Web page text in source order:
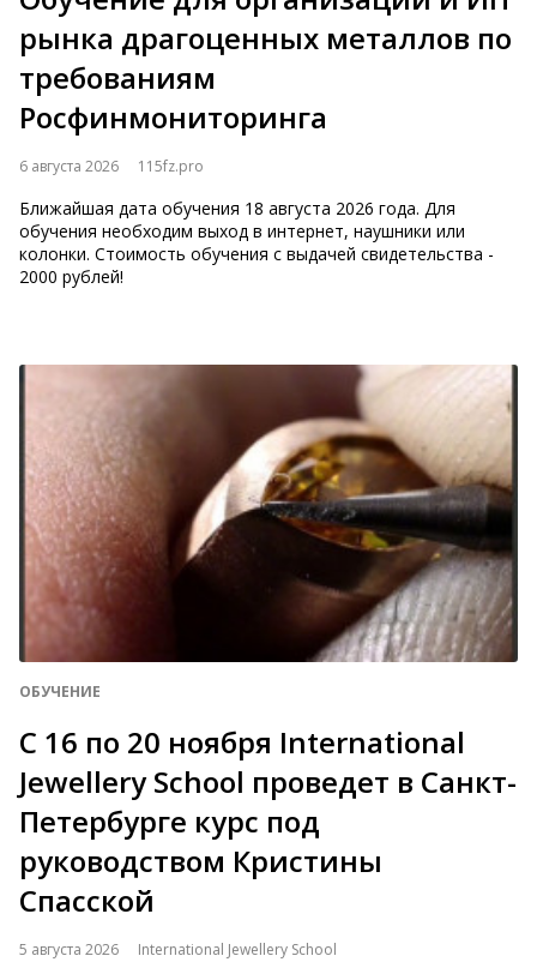
рынка драгоценных металлов по
требованиям
Росфинмониторинга
6 августа 2026 115fz.pro
Ближайшая дата обучения 18 августа 2026 года. Для
обучения необходим выход в интернет, наушники или
колонки. Стоимость обучения с выдачей свидетельства -
2000 рублей!
ОБУЧЕНИЕ
С 16 по 20 ноября International
Jewellery School проведет в Санкт-
Петербурге курс под
руководством Кристины
Спасской
5 августа 2026 International Jewellery School